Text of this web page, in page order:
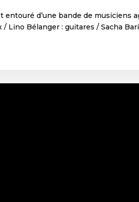
d’une bande de musiciens
Lino Bélanger : guitares / Sacha